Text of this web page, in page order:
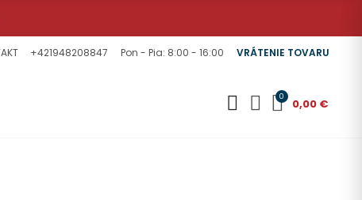
+421948208847 Pon - Pia: 8:00 - 16:00 VRÁTENIE TOVARU
0 0,00 €